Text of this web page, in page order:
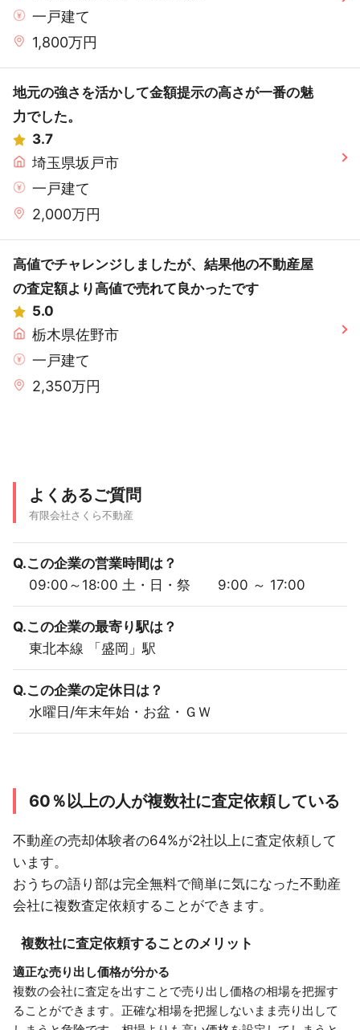
一戸建て
1,800万円
地元の強さを活かして金額提示の高さが一番の魅
力でした。
3.7
埼玉県坂戸市
一戸建て
2,000万円
高値でチャレンジしましたが、結果他の不動産屋
の査定額より高値で売れて良かったです
5.0
栃木県佐野市
一戸建て
2,350万円
よくあるご質問
有限会社さくら不動産
Q.この企業の営業時間は？
09:00～18:00 土・日・祭 9:00 ～ 17:00
Q.この企業の最寄り駅は？
東北本線 「盛岡」駅
Q.この企業の定休日は？
水曜日/年末年始・お盆・ＧＷ
60％以上の人が複数社に査定依頼している
不動産の売却体験者の64%が2社以上に査定依頼して
います。
おうちの語り部は完全無料で簡単に気になった不動産
会社に複数査定依頼することができます。
複数社に査定依頼することのメリット
適正な売り出し価格が分かる
複数の会社に査定を出すことで売り出し価格の相場を把握す
ることができます。正確な相場を把握しないまま売り出して